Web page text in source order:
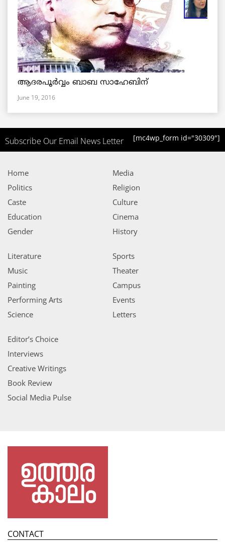
ആദരപൂര്‍വ്വം ബാബ സാഹേബിന്
June 19, 2016
Subscribe Our Email News Letter [mc4wp_form id="30309"]
Home
Politics
Caste
Education
Gender
Media
Religion
Culture
Cinema
History
Literature
Music
Painting
Performing Arts
Science
Sports
Theater
Campus
Events
Letters
Editor’s Choice
Interviews
Creative Writings
Book Review
Social Media Pulse
CONTACT